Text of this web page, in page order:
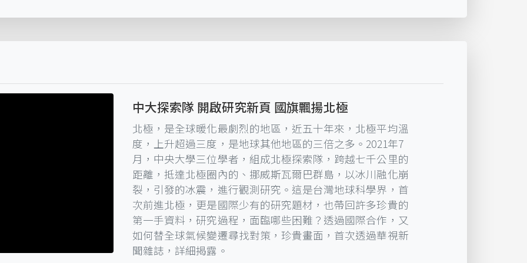
中大探索隊 開啟研究新頁 國旗飄揚北極
北極，是全球暖化最劇烈的地區，近五十年來，北極平均溫
度，上升超過三度，是地球其他地區的三倍之多。2021年7
月，中央大學三位學者，組成北極探索隊，跨越七千公里的
距離，抵達北極圈內的、挪威斯瓦爾巴群島，以冰川融化崩
裂，引發的冰震，進行觀測研究。這是台灣地球科學界，首
次前進北極，更是國際少有的研究題材，也帶回許多珍貴的
第一手資料，研究過程，面臨哪些困難？透過國際合作，又
如何替全球氣候變遷尋找對策，珍貴畫面，首次透過華視新
聞雜誌，詳細揭露。